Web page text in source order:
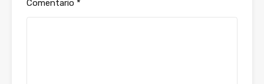
Comentario *